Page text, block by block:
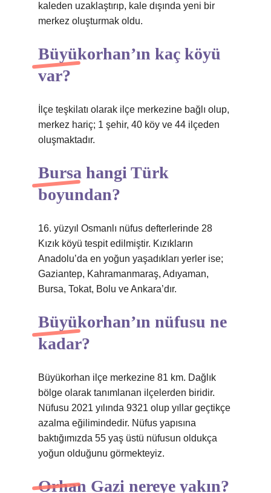
kaleden uzaklaştırıp, kale dışında yeni bir
merkez oluşturmak oldu.
Büyükorhan’ın kaç köyü
var?
İlçe teşkilatı olarak ilçe merkezine bağlı olup,
merkez hariç; 1 şehir, 40 köy ve 44 ilçeden
oluşmaktadır.
Bursa hangi Türk
boyundan?
16. yüzyıl Osmanlı nüfus defterlerinde 28
Kızık köyü tespit edilmiştir. Kızıkların
Anadolu’da en yoğun yaşadıkları yerler ise;
Gaziantep, Kahramanmaraş, Adıyaman,
Bursa, Tokat, Bolu ve Ankara’dır.
Büyükorhan’ın nüfusu ne
kadar?
Büyükorhan ilçe merkezine 81 km. Dağlık
bölge olarak tanımlanan ilçelerden biridir.
Nüfusu 2021 yılında 9321 olup yıllar geçtikçe
azalma eğilimindedir. Nüfus yapısına
baktığımızda 55 yaş üstü nüfusun oldukça
yoğun olduğunu görmekteyiz.
Orhan Gazi nereye yakın?